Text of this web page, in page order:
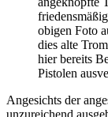
obigen Foto
dies alte
hier bereits
Pistolen
Angesichts der
unzureichend